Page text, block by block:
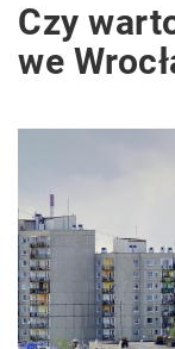
Czy
we